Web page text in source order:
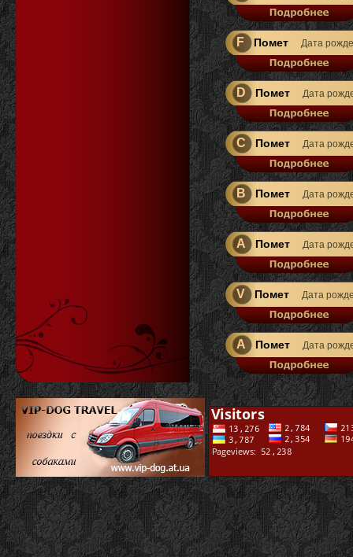
F Помет Дата
D Помет Дата
C Помет Дата
B Помет Дата
A Помет Дата
V Помет Дата
A Помет Дата